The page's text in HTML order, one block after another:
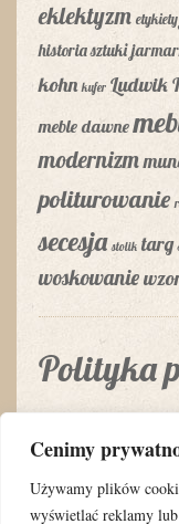
Cenimy
Używamy plików
wyświetlać reklamy
eklektyzm etykiety
historia sztuki
kohn kufer Ludwik
meble dawne
modernizm
politurowanie
secesja stolik targ
woskowanie
Polityka